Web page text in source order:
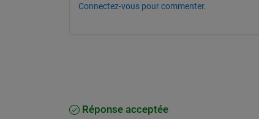
Connectez-vous pour commenter.
Réponse acceptée